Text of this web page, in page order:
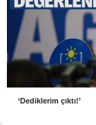
‘Dediklerim çıktı!’